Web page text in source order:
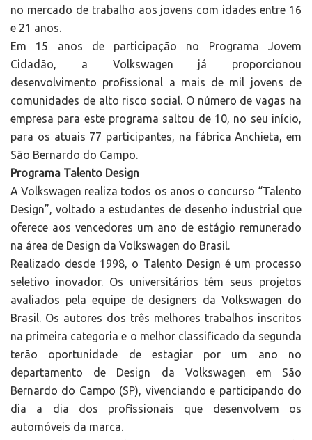
no mercado de trabalho aos jovens com idades entre 16
e 21 anos.
Em 15 anos de participação no Programa Jovem
Cidadão, a Volkswagen já proporcionou
desenvolvimento profissional a mais de mil jovens de
comunidades de alto risco social. O número de vagas na
empresa para este programa saltou de 10, no seu início,
para os atuais 77 participantes, na fábrica Anchieta, em
São Bernardo do Campo.
Programa Talento Design
A Volkswagen realiza todos os anos o concurso “Talento
Design”, voltado a estudantes de desenho industrial que
oferece aos vencedores um ano de estágio remunerado
na área de Design da Volkswagen do Brasil.
Realizado desde 1998, o Talento Design é um processo
seletivo inovador. Os universitários têm seus projetos
avaliados pela equipe de designers da Volkswagen do
Brasil. Os autores dos três melhores trabalhos inscritos
na primeira categoria e o melhor classificado da segunda
terão oportunidade de estagiar por um ano no
departamento de Design da Volkswagen em São
Bernardo do Campo (SP), vivenciando e participando do
dia a dia dos profissionais que desenvolvem os
automóveis da marca.